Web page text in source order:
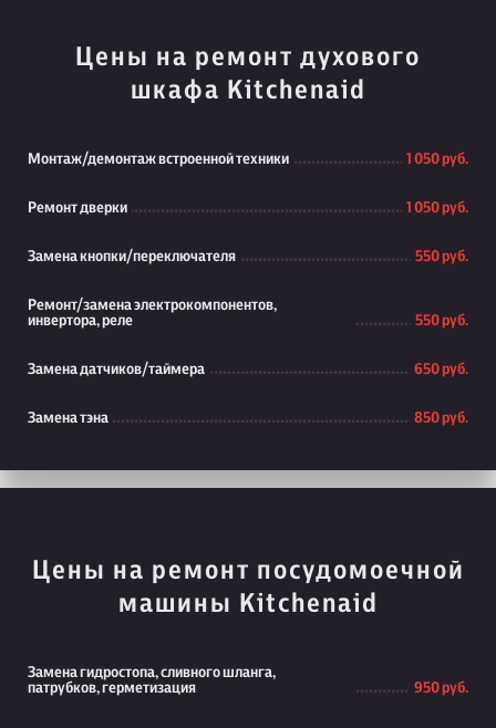
Цены на ремонт духового
шкафа Kitchenaid
Монтаж/демонтаж встроенной техники 1 050 руб.
Ремонт дверки 1 050 руб.
Замена кнопки/переключателя 550 руб.
Ремонт/замена электрокомпонентов,
инвертора, реле
550 руб.
Замена датчиков/таймера 650 руб.
Замена тэна 850 руб.
Цены на ремонт посудомоечной
машины Kitchenaid
Замена гидростопа, сливного шланга,
патрубков, герметизация
950 руб.